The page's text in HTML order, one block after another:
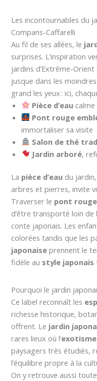
Les incontournables du
Compans-Caffarelli
Au fil de ses allées, le
surprises. L’inspiration
jardins d’Extrême-
jusque dans les
grand les yeux : ici,
Pièce d’eau
Pont rouge
immortaliser sa visite
Salon de thé
Jardin arboré,
La pièce d’eau du
arbres et pierres, invite
Traverser le pont rouge
d’être transporté loin de
conte japonais. Les
colorées tandis que les
japonaise prennent le
fidèle au style
Pourquoi le jardin
Ce label reconnaît les
richesse historique,
offrent. Le jardin
rares lieux où l’exotisme
paysagers très étudiés,
l’équilibre propre à la
On y retrouve aussi